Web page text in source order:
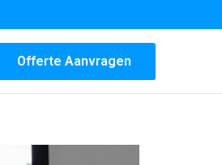
Offerte Aanvragen